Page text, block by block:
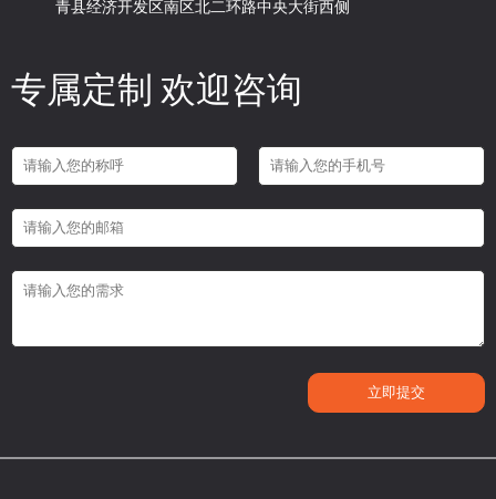
青县经济开发区南区北二环路中央大街西侧
专属定制 欢迎咨询